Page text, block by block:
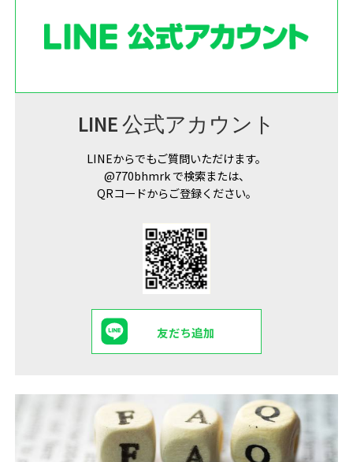
LINE 公式アカウント
LINEからでもご質問いただけます。
@770bhmrk で検索または、
QRコードからご登録ください。
友だち追加